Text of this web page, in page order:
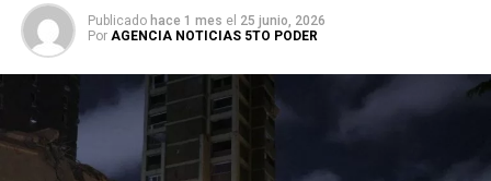
Publicado hace 1 mes el 25 junio, 2026
Por AGENCIA NOTICIAS 5TO PODER